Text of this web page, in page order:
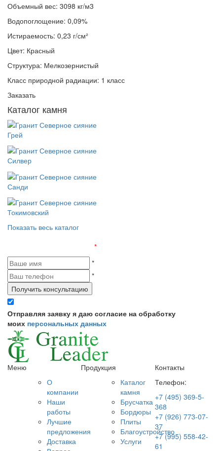
Объемный вес: 3098 кг/м3
Водопоглощение: 0,09%
Истираемость: 0,23 г/см²
Цвет: Красный
Структура: Мелкозернистый
Класс природной радиации: 1 класс
Заказать
Каталог камня
Грей
Силвер
Санди
Токимовский
Показать весь каталог
*
*
*
Получить консультацию
Отправляя заявку я даю согласие на обработку
моих персональных данных
Меню
О
компании
Наши
работы
Лучшие
предложения
Доставка
Продукция
Каталог
камня
Брусчатка
Бордюры
Плиты
Благоустройство
Услуги
Контакты
Телефон:
+7 (495) 369-5-
368
+7 (926) 773-07-
37
+7 (995) 558-42-
61